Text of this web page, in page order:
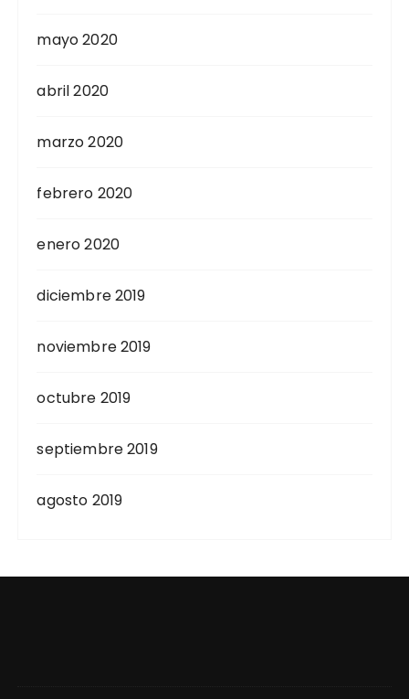
mayo 2020
abril 2020
marzo 2020
febrero 2020
enero 2020
diciembre 2019
noviembre 2019
octubre 2019
septiembre 2019
agosto 2019